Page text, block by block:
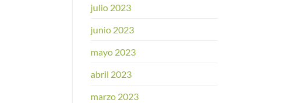
julio 2023
junio 2023
mayo 2023
abril 2023
marzo 2023